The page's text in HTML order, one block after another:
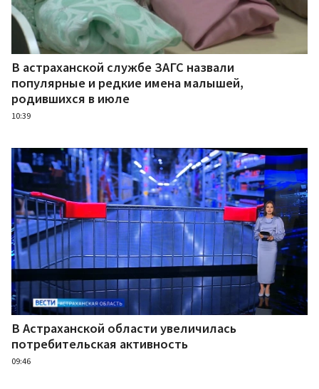
В астраханской службе ЗАГС назвали
популярные и редкие имена малышей,
родившихся в июле
10:39
В Астраханской области увеличилась
потребительская активность
09:46